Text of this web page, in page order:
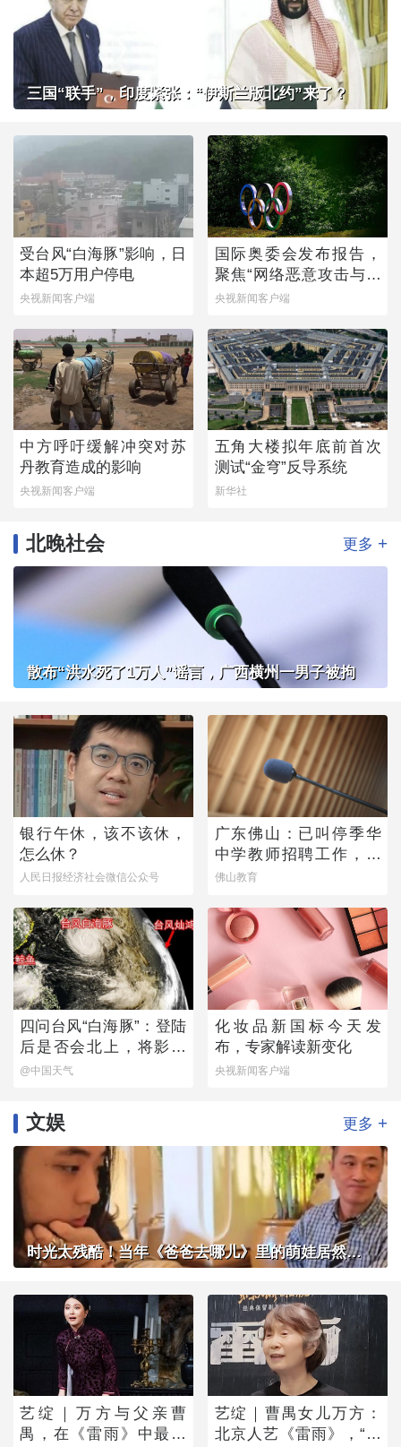
三国“联手”，印度紧张：“伊斯兰版北约”来了？
受台风“白海豚”影响，日
本超5万用户停电
央视新闻客户端
国际奥委会发布报告，
聚焦“网络恶意攻击与体
育”
央视新闻客户端
中方呼吁缓解冲突对苏
丹教育造成的影响
央视新闻客户端
五角大楼拟年底前首次
测试“金穹”反导系统
新华社
北晚社会 更多 +
散布“洪水死了1万人”谣言，广西横州一男子被拘
银行午休，该不该休，
怎么休？
人民日报经济社会微信公众号
广东佛山：已叫停季华
中学教师招聘工作，开
展全面核查
佛山教育
四问台风“白海豚”：登陆
后是否会北上，将影响
哪些地方？
@中国天气
化妆品新国标今天发
布，专家解读新变化
央视新闻客户端
文娱 更多 +
时光太残酷！当年《爸爸去哪儿》里的萌娃居然长成了这样？
艺绽｜万方与父亲曹
禺，在《雷雨》中最爱
艺绽｜曹禺女儿万方：
北京人艺《雷雨》，“是